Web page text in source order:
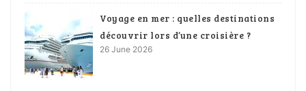
Voyage en mer : quelles destinations
découvrir lors d’une croisière ?
26 June 2026